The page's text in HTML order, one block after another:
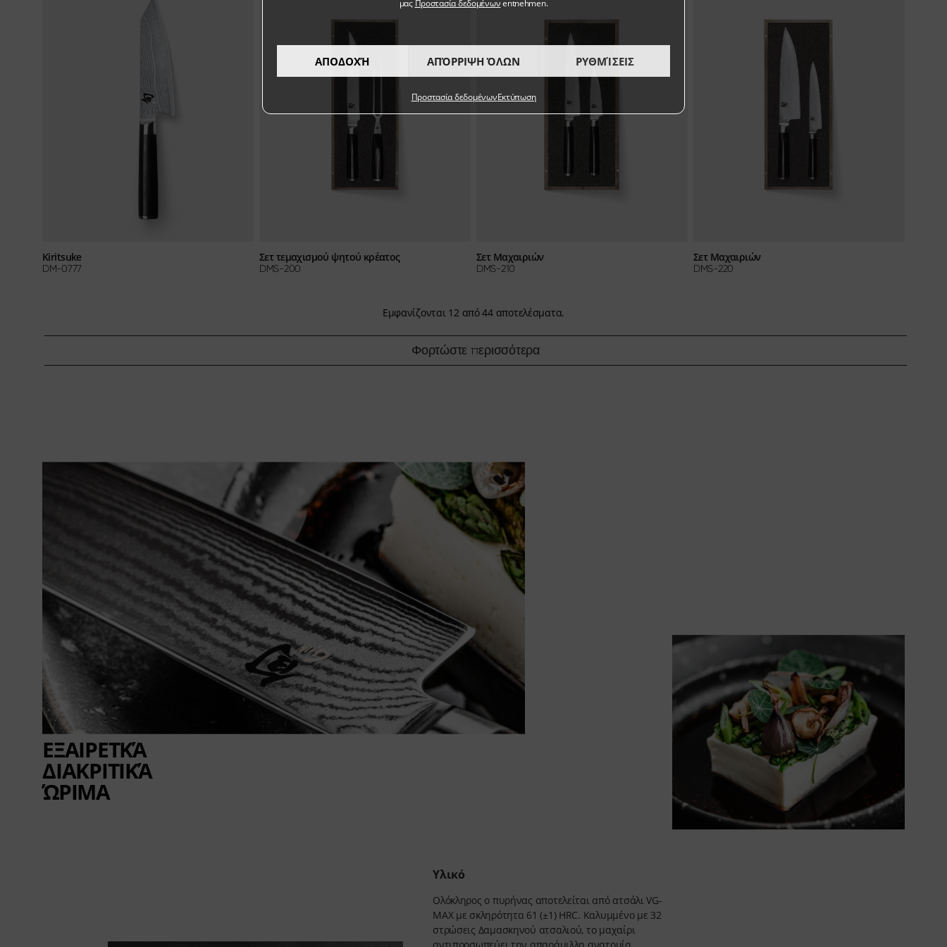
μας Προστασία δεδομένωνentnehmen.
ΑΠΟΔΟΧΉ ΑΠΌΡΡΙΨΗ ΌΛΩΝ ΡΥΘΜΊΣΕΙΣ
Προστασία δεδομένωνΕκτύπωση
Kiritsuke
DM-0777
Σετ τεμαχισμού ψητού κρέατος
DMS-200
Σετ Μαχαιριών
DMS-210
Σετ Μαχαιριών
DMS-220
Εμφανίζονται 12 από44 αποτελέσματα.
Φορτώστε περισσότερα
ΕΞΑΙΡΕΤΚΆ
ΔΙΑΚΡΙΤΙΚΆ
ΏΡΙΜΑ
Υλικό
Ολόκληρος ο πυρήνας αποτελείται από ατσάλι VG-
MAX με σκληρότητα 61 (±1) HRC. Καλυμμένο με 32
στρώσεις Δαμασκηνού ατσαλιού, το μαχαίρι